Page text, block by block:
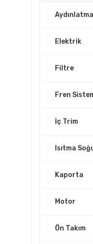
Aydınlatma
Elektrik
Filtre
Fren
İç Trim
Isıtma
Kaporta
Motor
Ön Takım